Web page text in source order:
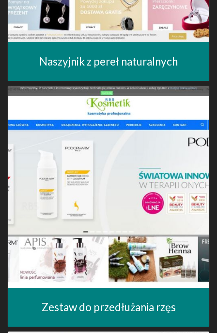
Naszyjnik z pereł naturalnych
Zestaw do przedłużania rzęs